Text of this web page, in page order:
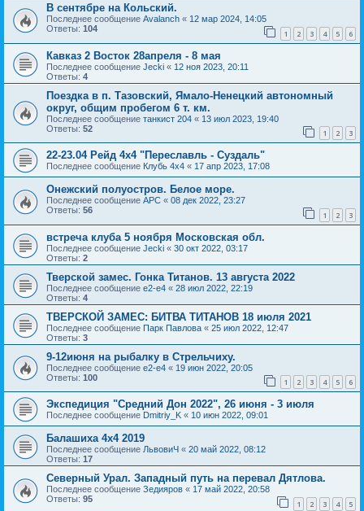
В сентябре на Кольский.
Последнее сообщение Avalanch « 12 мар 2024, 14:05
Ответы: 104 1 2 3 4 5 6
Кавказ 2 Восток 28апреля - 8 мая
Последнее сообщение Jecki « 12 ноя 2023, 20:11
Ответы: 4
Поездка в п. Тазовский, Ямало-Ненецкий автономный
округ, общим пробегом 6 т. км.
Последнее сообщение танкист 204 « 13 июл 2023, 19:40
Ответы: 52 1 2 3
22-23.04 Рейд 4х4 "Переславль - Суздаль"
Последнее сообщение Клубь 4х4 « 17 апр 2023, 17:08
Онежский полуостров. Белое море.
Последнее сообщение АРС « 08 дек 2022, 23:27
Ответы: 56 1 2 3
встреча клуба 5 ноября Московская обл.
Последнее сообщение Jecki « 30 окт 2022, 03:17
Ответы: 2
Тверской замес. Гонка Титанов. 13 августа 2022
Последнее сообщение e2-e4 « 28 июл 2022, 22:19
Ответы: 4
ТВЕРСКОЙ ЗАМЕС: БИТВА ТИТАНОВ 18 июля 2021
Последнее сообщение Парк Павлова « 25 июл 2022, 12:47
Ответы: 3
9-12июня на рыбалку в Стрельчиху.
Последнее сообщение e2-e4 « 19 июн 2022, 20:05
Ответы: 100 1 2 3 4 5 6
Экспедиция "Средний Дон 2022", 26 июня - 3 июля
Последнее сообщение Dmitriy_K « 10 июн 2022, 09:01
Балашиха 4х4 2019
Последнее сообщение ЛьвовиЧ « 20 май 2022, 08:12
Ответы: 17
Северный Урал. Западный путь на перевал Дятлова.
Последнее сообщение Зедияров « 17 май 2022, 20:58
Ответы: 95 1 2 3 4 5